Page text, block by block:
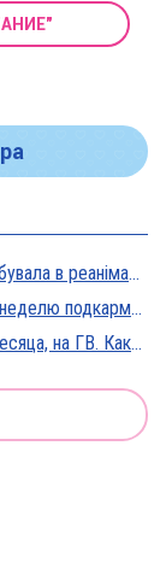
Дитина 5 міс, народилась з вагою 2860, перебувала в реанімації у дуже тяжкому стані, діагноз Гіпоксична енцефалопатія 2 ст. На даний момент вага 5800, відмовляється від їжі, плаче близько 5 днів, періоди активності присутні, стул зі слизом зелений оформлений, на штучному вигодовуванні Нан безлактозний,за раз або з перервами з'їдає 90-120 мл. Прошу допомоги в даній ситуації?
Здравствуйте, ребёнку 5.5 месяцев, уже как неделю подкармливаю смесью, пробовали 3 вида нан, милупа и остановились на малютке премиум, только вчера появились красные пятна вокруг рта после кормления смесью, и мы опять попробовали милупа и нан, реакция осталась, что делать?
Здравствуйте. Мне удалили зуб. Ребёнку 3 месяца, на ГВ. Какие антибиотики можно принимать? Спасибо